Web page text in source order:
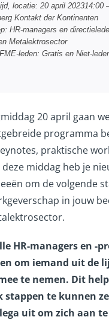
locatie: 20 april 202314:00
Kontakt der Kontinenten
HR-managers en
Metalektrosector
leden: Gratis en Niet-
20 april gaan
programma
praktische
middag heb je
om de volgende
in jouw
HR-managers en -
om iemand uit de
te nemen. Dit
stappen te kunnen
uit om zich aan